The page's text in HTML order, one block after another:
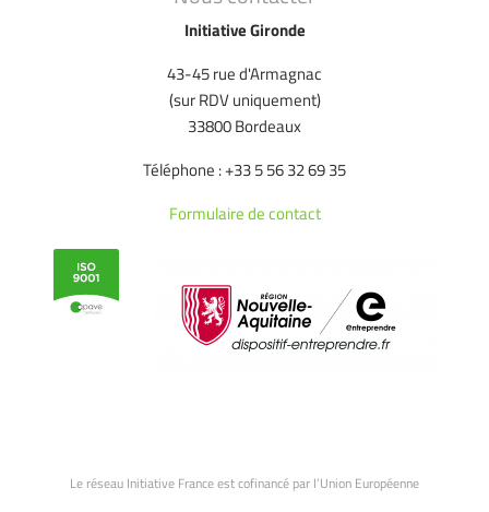
Initiative Gironde
43-45 rue d'Armagnac
(sur RDV uniquement)
33800 Bordeaux
Téléphone : +33 5 56 32 69 35
Formulaire de contact
Le réseau Initiative France est cofinancé par l’Union Européenne